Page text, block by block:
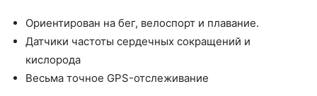
Ориентирован на бег, велоспорт и плавание.
Датчики частоты сердечных сокращений и
кислорода
Весьма точное GPS-отслеживание